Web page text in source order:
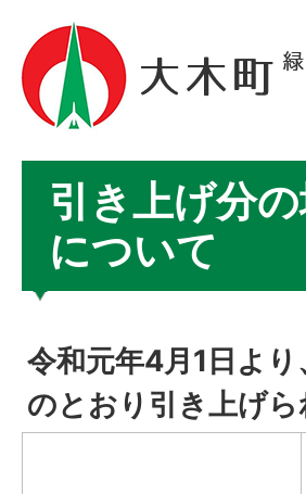
引き上げ分
について
令和元年4月1日よ
のとおり引き上げら